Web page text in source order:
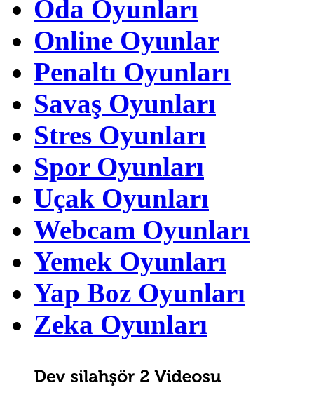
Oda Oyunları
Online Oyunlar
Penaltı Oyunları
Savaş Oyunları
Stres Oyunları
Spor Oyunları
Uçak Oyunları
Webcam Oyunları
Yemek Oyunları
Yap Boz Oyunları
Zeka Oyunları